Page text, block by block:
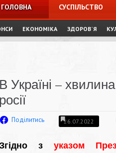
ГОЛОВНА СУСПІЛЬСТВО
ЕКОНОМІКА ЗДОРОВ`Я
В Україні –
росії
Поділитись 26.07.2022
з указом